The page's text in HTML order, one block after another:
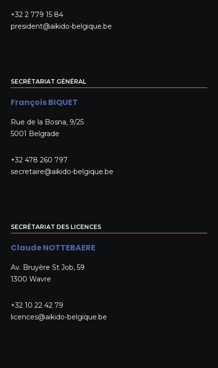
+32 2 779 15 84
president@aikido-belgique.be
SECRÉTARIAT GÉNÉRAL
François BIQUET
Rue de la Bosna, 9/25
5001 Belgrade
+32 478 260 797
secretaire@aikido-belgique.be
SECRÉTARIAT DES LICENCES
Claude NOTTEBAERE
Av. Bruyère St Job, 59
1300 Wavre
+32 10 22 42 79
licences@aikido-belgique.be